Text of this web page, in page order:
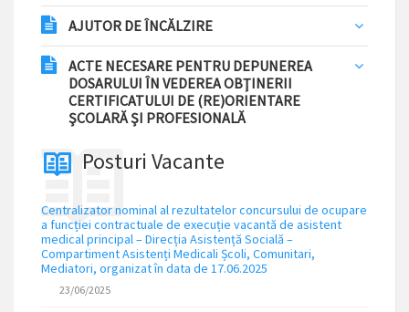
AJUTOR DE ÎNCĂLZIRE
ACTE NECESARE PENTRU DEPUNEREA
DOSARULUI ÎN VEDEREA OBŢINERII
CERTIFICATULUI DE (RE)ORIENTARE
ŞCOLARĂ ŞI PROFESIONALĂ
Posturi Vacante
Centralizator nominal al rezultatelor concursului de ocupare
a funcției contractuale de execuție vacantă de asistent
medical principal – Direcția Asistență Socială –
Compartiment Asistenți Medicali Școli, Comunitari,
Mediatori, organizat în data de 17.06.2025
23/06/2025